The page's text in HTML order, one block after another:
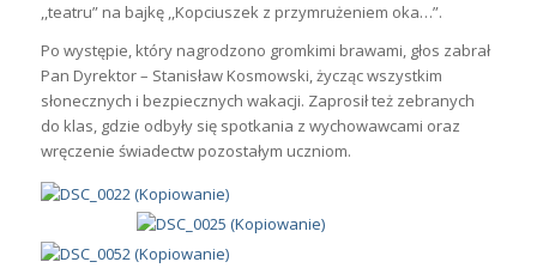
,,teatru” na bajkę ,,Kopciuszek z przymrużeniem oka…”.
Po występie, który nagrodzono gromkimi brawami, głos zabrał
Pan Dyrektor – Stanisław Kosmowski, życząc wszystkim
słonecznych i bezpiecznych wakacji. Zaprosił też zebranych
do klas, gdzie odbyły się spotkania z wychowawcami oraz
wręczenie świadectw pozostałym uczniom.